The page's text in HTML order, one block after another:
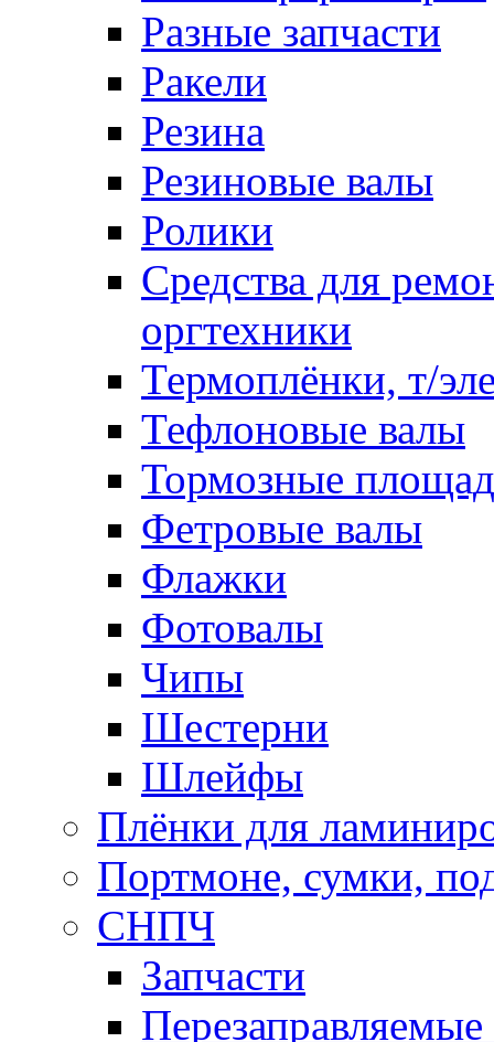
Разные запчасти
Ракели
Резина
Резиновые валы
Ролики
Средства для
оргтехники
Термоплёнки, т/
Тефлоновые валы
Тормозные
Фетровые валы
Флажки
Фотовалы
Чипы
Шестерни
Шлейфы
Плёнки для
Портмоне, сумки,
СНПЧ
Запчасти
Перезаправляемые